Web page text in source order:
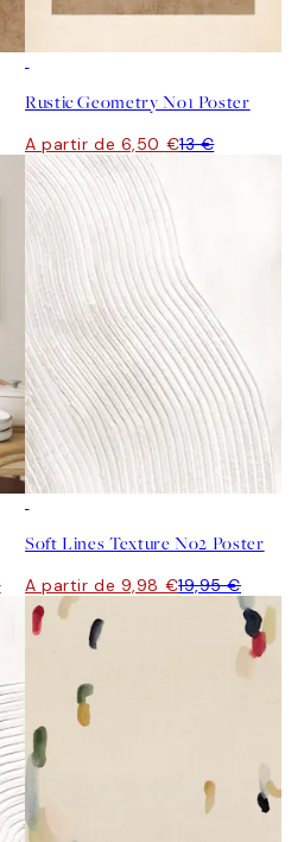
Rustic Geometry No1 Poster
A partir de 6,50 €13 €
Soft Lines Texture No2 Poster
A partir de 9,98 €19,95 €